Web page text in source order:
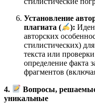
Установление
плагиата (
):
авторских
стилистических)
текста или
определение факта
фрагментов
4.
Вопросы,
уникальные